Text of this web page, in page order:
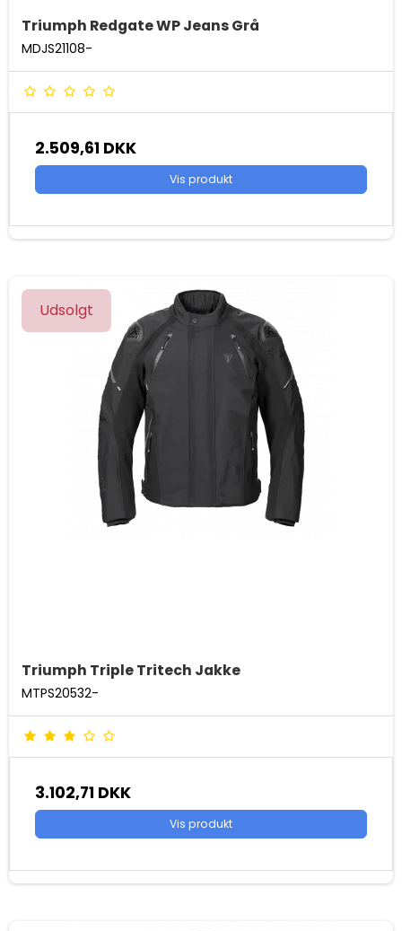
Triumph Redgate WP Jeans Grå
MDJS21108-
2.509,61 DKK
Vis produkt
Udsolgt
Triumph Triple Tritech Jakke
MTPS20532-
3.102,71 DKK
Vis produkt